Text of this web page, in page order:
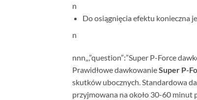
n
Do osiągnięcia efektu konieczna
n
nnn„,”question”:”Super P-Force
Prawidłowe dawkowanieSuper P-
skutków ubocznych. Standardowa
przyjmowana na około 30-60 minut